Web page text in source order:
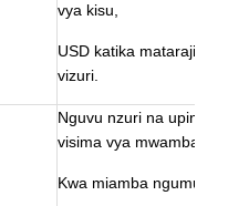
vya kisu,
USD katika matarajio
vizuri.
Nguvu nzuri na
visima vya mwamba
Kwa miamba ngumu